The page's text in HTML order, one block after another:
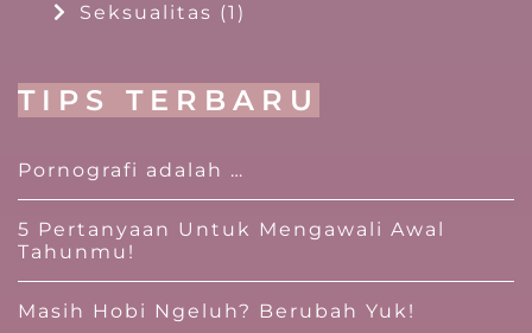
Seksualitas (1)
TIPS TERBARU
Pornografi adalah …
5 Pertanyaan Untuk Mengawali Awal
Tahunmu!
Masih Hobi Ngeluh? Berubah Yuk!